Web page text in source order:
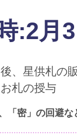
:2月
、星供札の
札の授与
「密」の回避